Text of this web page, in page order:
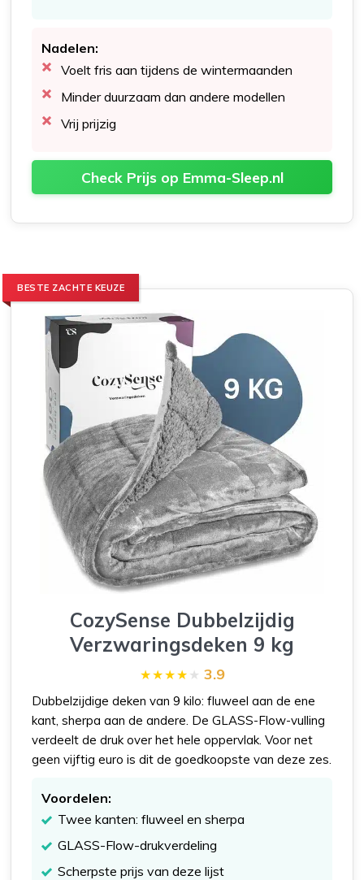
Nadelen:
Voelt fris aan tijdens de wintermaanden
Minder duurzaam dan andere modellen
Vrij prijzig
Check Prijs op Emma-Sleep.nl
BESTE ZACHTE KEUZE
CozySense Dubbelzijdig
Verzwaringsdeken 9 kg
3.9
Dubbelzijdige deken van 9 kilo: fluweel aan de ene
kant, sherpa aan de andere. De GLASS-Flow-vulling
verdeelt de druk over het hele oppervlak. Voor net
geen vijftig euro is dit de goedkoopste van deze zes.
Voordelen:
Twee kanten: fluweel en sherpa
GLASS-Flow-drukverdeling
Scherpste prijs van deze lijst